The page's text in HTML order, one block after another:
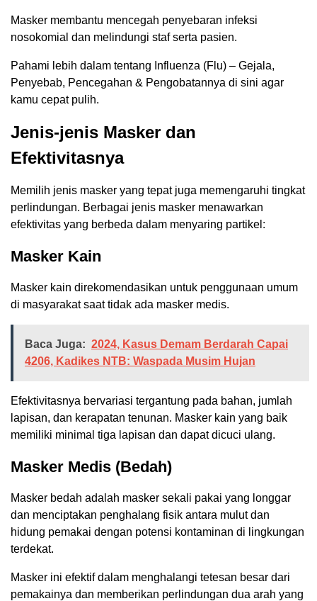
Masker membantu mencegah penyebaran infeksi
nosokomial dan melindungi staf serta pasien.
Pahami lebih dalam tentang Influenza (Flu) – Gejala,
Penyebab, Pencegahan & Pengobatannya di sini agar
kamu cepat pulih.
Jenis-jenis Masker dan
Efektivitasnya
Memilih jenis masker yang tepat juga memengaruhi tingkat
perlindungan. Berbagai jenis masker menawarkan
efektivitas yang berbeda dalam menyaring partikel:
Masker Kain
Masker kain direkomendasikan untuk penggunaan umum
di masyarakat saat tidak ada masker medis.
Baca Juga: 2024, Kasus Demam Berdarah Capai
4206, Kadikes NTB: Waspada Musim Hujan
Efektivitasnya bervariasi tergantung pada bahan, jumlah
lapisan, dan kerapatan tenunan. Masker kain yang baik
memiliki minimal tiga lapisan dan dapat dicuci ulang.
Masker Medis (Bedah)
Masker bedah adalah masker sekali pakai yang longgar
dan menciptakan penghalang fisik antara mulut dan
hidung pemakai dengan potensi kontaminan di lingkungan
terdekat.
Masker ini efektif dalam menghalangi tetesan besar dari
pemakainya dan memberikan perlindungan dua arah yang